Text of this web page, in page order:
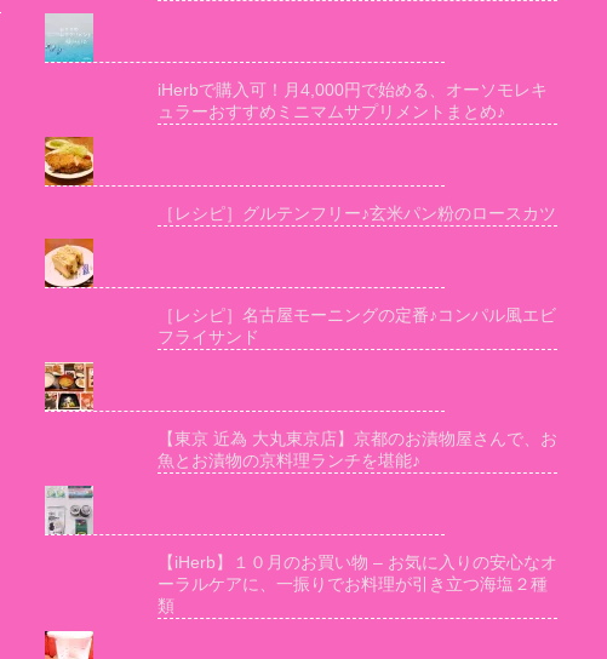
iHerbで購入可！月4,000円で始める、オーソモレキ
ュラーおすすめミニマムサプリメントまとめ♪
［レシピ］グルテンフリー♪玄米パン粉のロースカツ
［レシピ］名古屋モーニングの定番♪コンパル風エビ
フライサンド
【東京 近為 大丸東京店】京都のお漬物屋さんで、お
魚とお漬物の京料理ランチを堪能♪
【iHerb】１０月のお買い物 – お気に入りの安心なオ
ーラルケアに、一振りでお料理が引き立つ海塩２種
類